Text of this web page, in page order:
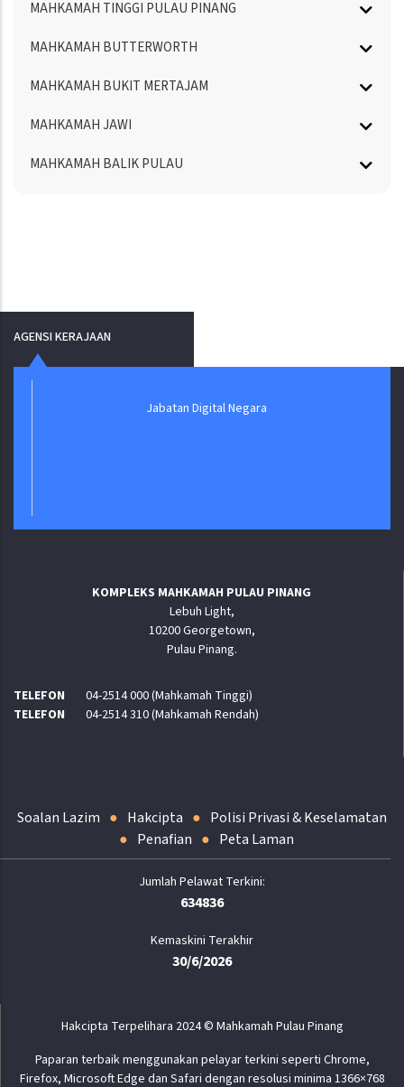
MAHKAMAH TINGGI PULAU PINANG
MAHKAMAH BUTTERWORTH
MAHKAMAH BUKIT MERTAJAM
MAHKAMAH JAWI
MAHKAMAH BALIK PULAU
AGENSI KERAJAAN
KOMPLEKS MAHKAMAH PULAU PINANG
Lebuh Light,
10200 Georgetown,
Pulau Pinang.
TELEFON
04-2514 000 (Mahkamah Tinggi)
TELEFON
04-2514 310 (Mahkamah Rendah)
Soalan Lazim Hakcipta
Polisi Privasi & Keselamatan
Penafian
Peta Laman
634836
Kemaskini Terakhir
30/6/2026
Hakcipta Terpelihara 2024 © Mahkamah Pulau Pinang
Paparan terbaik menggunakan pelayar terkini seperti Chrome,
Firefox, Microsoft Edge dan Safari dengan resolusi minima 1366×768